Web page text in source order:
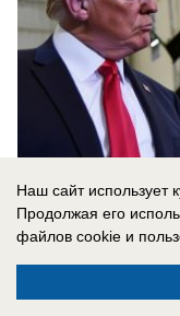
08.08.2026
Наш сайт использует
Продолжая его
файлов cookie и